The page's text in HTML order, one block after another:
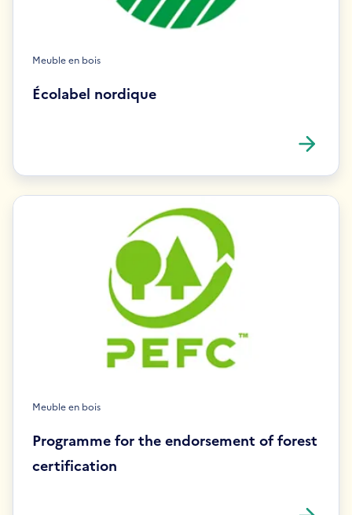
Meuble en bois
Écolabel nordique
Meuble en bois
Programme for the endorsement of forest
certification